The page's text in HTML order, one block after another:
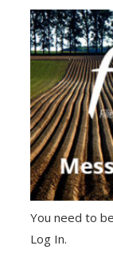
You need to
Log In.